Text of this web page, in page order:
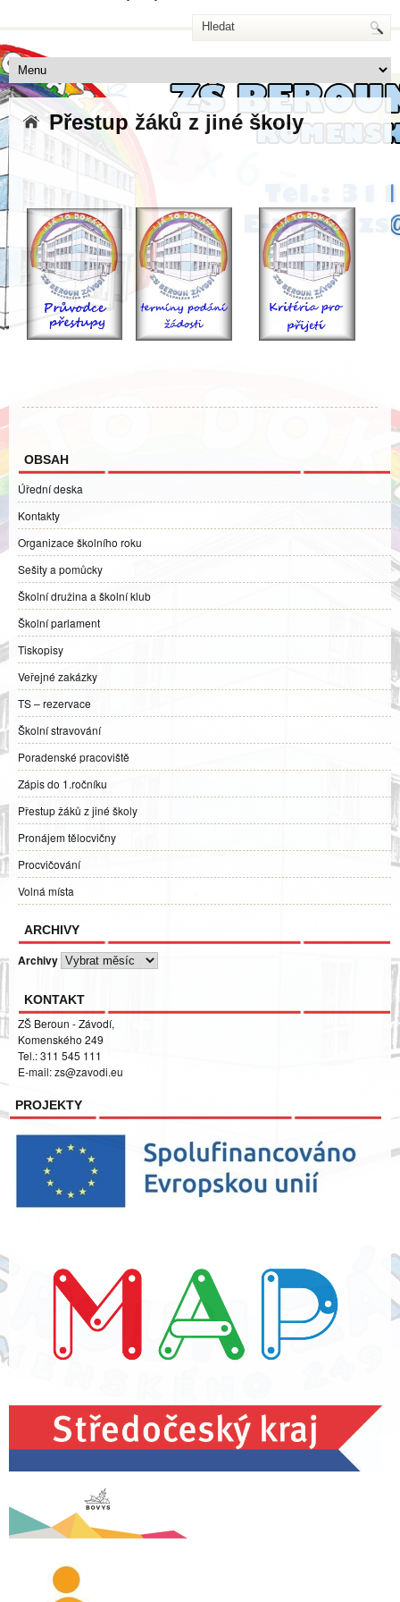
Přestup žáků z jiné školy
OBSAH
Úřední deska
Kontakty
Organizace školního roku
Sešity a pomůcky
Školní družina a školní klub
Školní parlament
Tiskopisy
Veřejné zakázky
TS – rezervace
Školní stravování
Poradenské pracoviště
Zápis do 1.ročníku
Přestup žáků z jiné školy
Pronájem tělocvičny
Procvičování
Volná místa
ARCHIVY
Archivy
KONTAKT
ZŠ Beroun - Závodí,
Komenského 249
Tel.: 311 545 111
E-mail:zs@zavodi.eu
PROJEKTY